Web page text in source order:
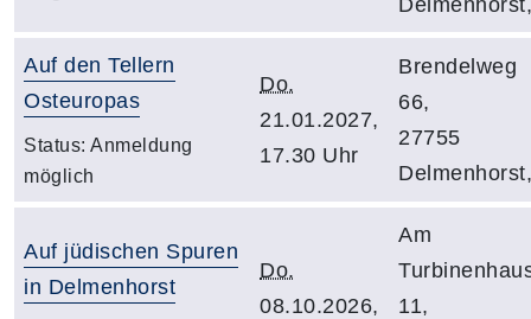
Auf den Tellern
Osteuropas
Status: Anmeldung
möglich
Do.
21.01.2027,
17.30 Uhr
Brendelweg
66,
27755
Delmenhorst,
Auf jüdischen Spuren
in Delmenhorst
Do.
08.10.2026,
Am
11,